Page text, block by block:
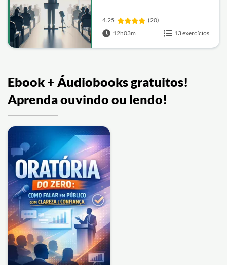
4.25
(20)
12h03m
13 exercícios
Ebook + Áudiobooks gratuitos!
Aprenda ouvindo ou lendo!